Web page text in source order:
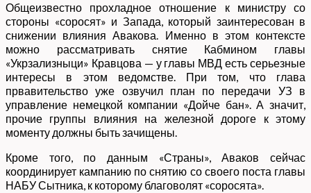
Общеизвестно прохладное отношение к министру со
стороны «соросят» и Запада, который заинтересован в
снижении влияния Авакова. Именно в этом контексте
можно рассматривать снятие Кабмином главы
«Укрзализныци» Кравцова — у главы МВД есть серьезные
интересы в этом ведомстве. При том, что глава
првавительство уже озвучил план по передачи УЗ в
управление немецкой компании «Дойче бан». А значит,
прочие группы влияния на железной дороге к этому
моменту должны быть зачищены.
Кроме того, по данным «Страны», Аваков сейчас
координирует кампанию по снятию со своего поста главы
НАБУ Сытника, к которому благоволят «соросята».